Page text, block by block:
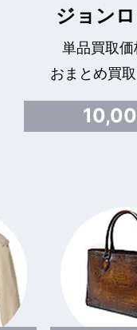
ジョン
単品買取
おまとめ買